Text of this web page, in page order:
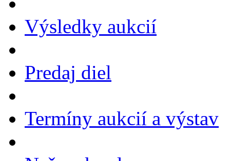
Výsledky aukcií
Predaj diel
Termíny aukcií a výstav